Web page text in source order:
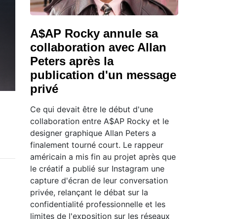
A$AP Rocky annule sa
collaboration avec Allan
Peters après la
publication d'un message
privé
Ce qui devait être le début d'une
collaboration entre A$AP Rocky et le
designer graphique Allan Peters a
finalement tourné court. Le rappeur
américain a mis fin au projet après que
le créatif a publié sur Instagram une
capture d'écran de leur conversation
privée, relançant le débat sur la
confidentialité professionnelle et les
limites de l'exposition sur les réseaux